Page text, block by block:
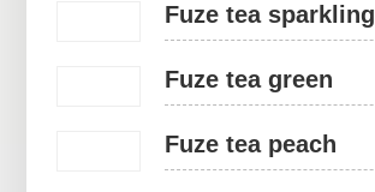
Fuze tea sparkling
Fuze tea green
Fuze tea peach